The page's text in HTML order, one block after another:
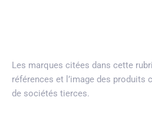
Les marques citées dans cette
références et l’image des
de sociétés tierces.